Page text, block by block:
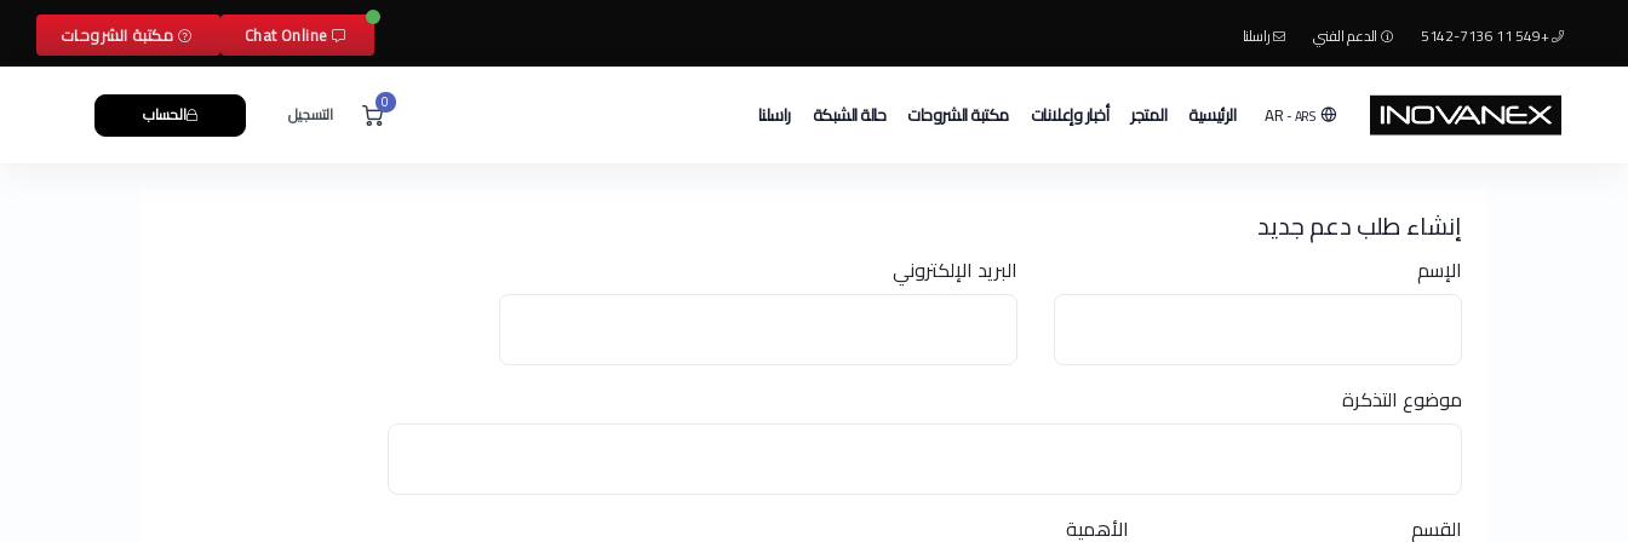
+549 11 5142-7136 الدعم الفني راسلنا مكتبة الشروحات
AR- ARS الرئيسية المتجر أخبار وإعلانات مكتبة الشروحات حالة الشبكة راسلنا 0 التسجيل الحساب
إنشاء طلب دعم جديد
الإسم البريد الإلكتروني
موضوع التذكرة
القسم الأهمية